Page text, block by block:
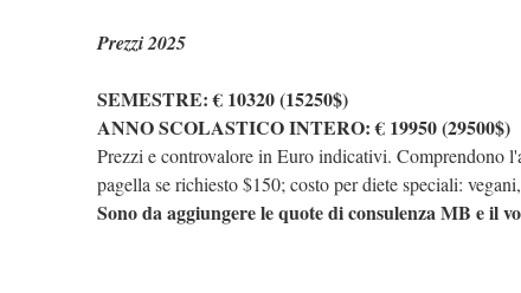
Prezzi 2025
SEMESTRE: € 10320 (15250$)
ANNO SCOLASTICO INTERO: € 19950 (29500$)
Prezzi e controvalore in Euro indicativi. Comprendono
pagella se richiesto $150; costo per diete speciali:
Sono da aggiungere le quote di consulenza MB e il